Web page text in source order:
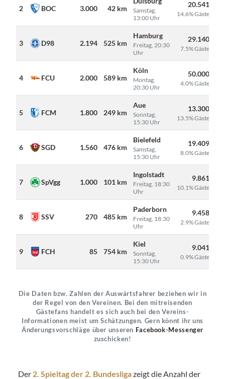
2 BOC 3.000 42 km
Samstag,
13:00 Uhr
20.541
14.6% Gäste
3 D98 2.194 525 km
Hamburg
Freitag, 20:30
Uhr
29.140
7.5% Gäste
4 FCU 2.000 589 km
Köln
Montag,
20:30 Uhr
50.000
4.0% Gäste
5 FCM 1.800 249 km
Aue
Sonntag,
15:30 Uhr
13.300
13.5% Gäste
6 SGD 1.560 476 km
Bielefeld
Samstag,
15:30 Uhr
19.409
8.0% Gäste
7 SpVgg 1.000 101 km
Ingolstadt
Freitag, 18:30
Uhr
9.861
10.1% Gäste
8 SSV 270 485 km
Paderborn
Freitag, 18:30
Uhr
9.458
2.9% Gäste
9 FCH 85 754 km
Kiel
Sonntag,
15:30 Uhr
9.041
0.9% Gäste
Die Daten bzw. Zahlen der Auswärtsfahrer beziehen wir in
der Regel von den Vereinen. Bei den mitreisenden
Gästefans handelt es sich auch bei den Vereins-
Informationen meist um Schätzungen. Gern könnt ihr uns
Änderungsvorschläge über unseren Facebook-Messenger
zuschicken!
Der 2. Spieltag der 2. Bundesligazeigt die Anzahl der